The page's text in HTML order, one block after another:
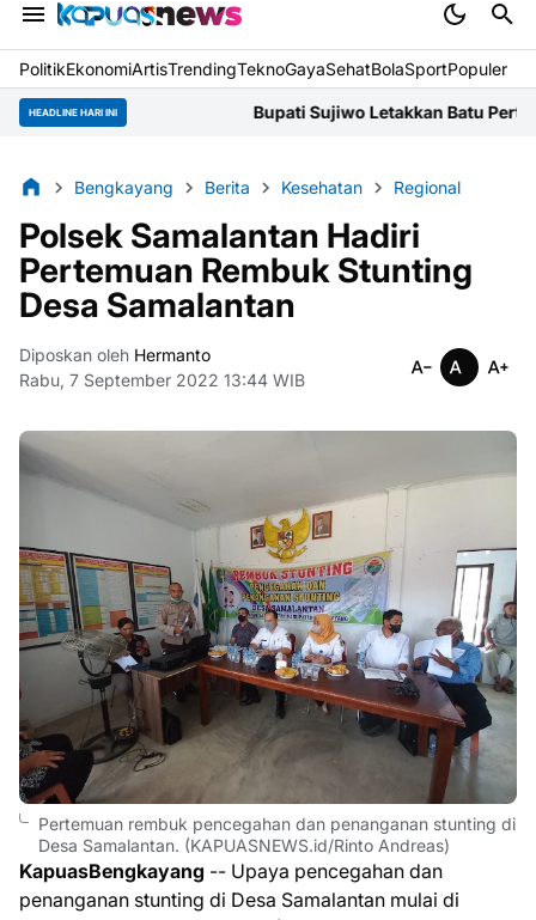
PolitikEkonomiArtisTrendingTeknoGayaSehatBolaSportPopuler
HEADLINE HARI INI Bupati Sujiwo Letakkan Batu Pertama Gereja
Bengkayang Berita Kesehatan Regional
Polsek Samalantan Hadiri
Pertemuan Rembuk Stunting
Desa Samalantan
Diposkan oleh Hermanto
Rabu, 7 September 2022 13:44 WIB
Pertemuan rembuk pencegahan dan penanganan stunting di
Desa Samalantan. (KAPUASNEWS.id/Rinto Andreas)
KapuasBengkayang -- Upaya pencegahan dan
penanganan stunting di Desa Samalantan mulai di